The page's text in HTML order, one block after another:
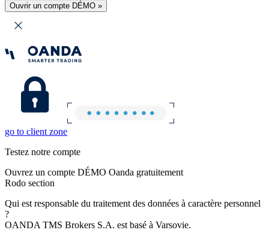
Ouvrir un compte DÉMO »
go to client zone
Testez notre compte
Ouvrez un compte DÉMO Oanda gratuitement
Rodo section
Qui est responsable du traitement des données à caractère personnel
?
OANDA TMS Brokers S.A. est basé à Varsovie.